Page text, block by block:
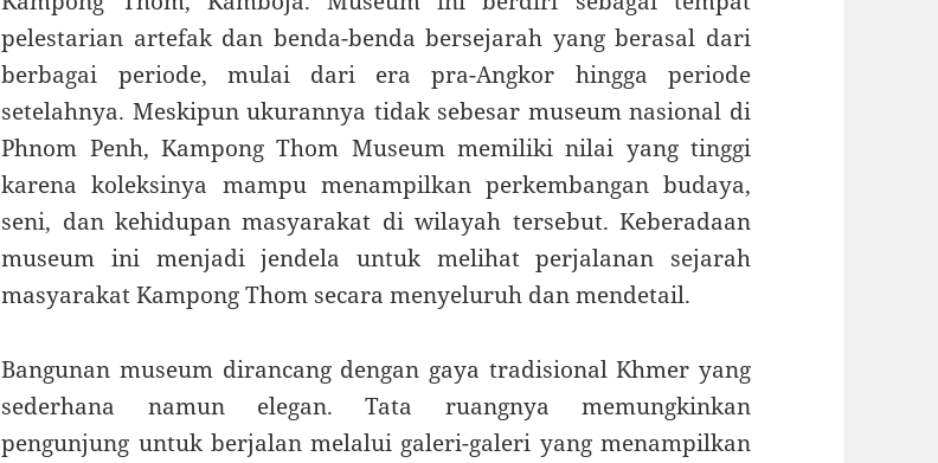
pelestarian artefak dan benda-benda bersejarah yang berasal dari
berbagai periode, mulai dari era pra-Angkor hingga periode
setelahnya. Meskipun ukurannya tidak sebesar museum nasional di
Phnom Penh, Kampong Thom Museum memiliki nilai yang tinggi
karena koleksinya mampu menampilkan perkembangan budaya,
seni, dan kehidupan masyarakat di wilayah tersebut. Keberadaan
museum ini menjadi jendela untuk melihat perjalanan sejarah
masyarakat Kampong Thom secara menyeluruh dan mendetail.
Bangunan museum dirancang dengan gaya tradisional Khmer yang
sederhana namun elegan. Tata ruangnya memungkinkan
pengunjung untuk berjalan melalui galeri-galeri yang menampilkan